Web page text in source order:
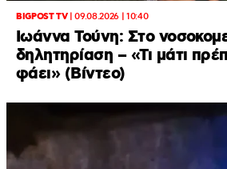
BIGPOST TV|09.08.2026 | 10:40
Ιωάννα Τούνη: Στο
δηλητηρίαση – «Τι μάτι
φάει» (Βίντεο)